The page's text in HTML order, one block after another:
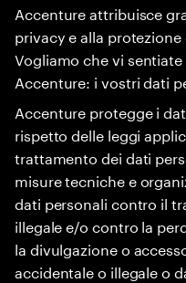
Accenture attribuisce
privacy e alla
Vogliamo che vi
Accenture: i vostri dati
Accenture protegge i
rispetto delle leggi
trattamento dei dati
misure tecniche e
dati personali contro il
illegale e/o contro la
la divulgazione o
accidentale o illegale o